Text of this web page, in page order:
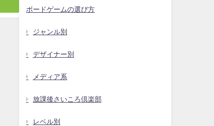
ボードゲームの選び方
ジャンル別
デザイナー別
メディア系
放課後さいころ倶楽部
レベル別